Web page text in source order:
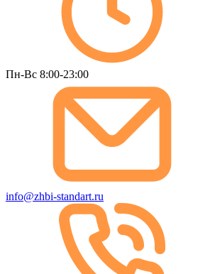
Пн-Вс 8:00-23:00
info@zhbi-standart.ru